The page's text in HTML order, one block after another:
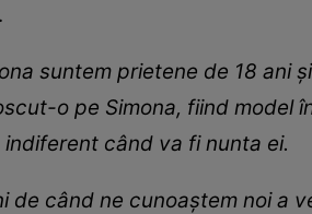
suntem prietene de 18
o pe Simona, fiind model
când va fi nunta ei.
de când ne cunoaștem noi a